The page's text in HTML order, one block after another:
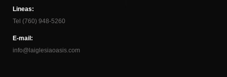
Lineas:
Tel (760) 948-5260
E-mail:
info@laiglesiaoasis.com